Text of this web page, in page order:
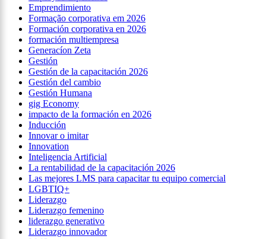
Emprendimiento
Formação corporativa em 2026
Formación corporativa en 2026
formación multiempresa
Generacíon Zeta
Gestión
Gestión de la capacitación 2026
Gestión del cambio
Gestión Humana
gig Economy
impacto de la formación en 2026
Inducción
Innovar o imitar
Innovation
Inteligencia Artificial
La rentabilidad de la capacitación 2026
Las mejores LMS para capacitar tu equipo comercial
LGBTIQ+
Liderazgo
Liderazgo femenino
liderazgo generativo
Liderazgo innovador